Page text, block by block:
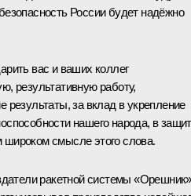
России будет надёжно
вас и ваших коллег
результативную работу,
результаты, за вклад в укрепление
нашего народа, в
смысле этого слова.
ракетной системы